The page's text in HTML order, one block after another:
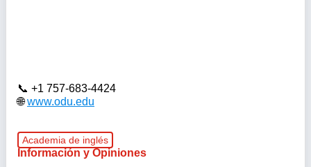
+1 757-683-4424
www.odu.edu
Academia de inglés
Información y Opiniones